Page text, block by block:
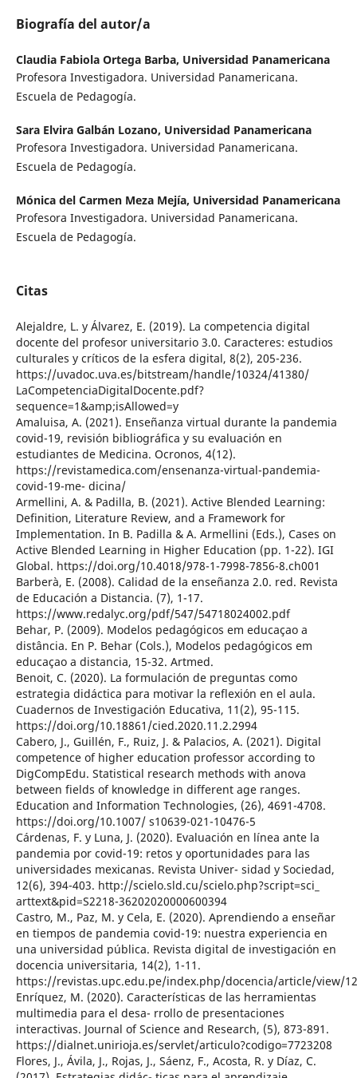
Biografía del autor/a
Claudia Fabiola Ortega Barba, Universidad Panamericana
Profesora Investigadora. Universidad Panamericana.
Escuela de Pedagogía.
Sara Elvira Galbán Lozano, Universidad Panamericana
Profesora Investigadora. Universidad Panamericana.
Escuela de Pedagogía.
Mónica del Carmen Meza Mejía, Universidad Panamericana
Profesora Investigadora. Universidad Panamericana.
Escuela de Pedagogía.
Citas
Alejaldre, L. y Álvarez, E. (2019). La competencia digital
docente del profesor universitario 3.0. Caracteres: estudios
culturales y críticos de la esfera digital, 8(2), 205-236.
https://uvadoc.uva.es/bitstream/handle/10324/41380/
LaCompetenciaDigitalDocente.pdf?
sequence=1&amp;isAllowed=y
Amaluisa, A. (2021). Enseñanza virtual durante la pandemia
covid-19, revisión bibliográfica y su evaluación en
estudiantes de Medicina. Ocronos, 4(12).
https://revistamedica.com/ensenanza-virtual-pandemia-
covid-19-me- dicina/
Armellini, A. & Padilla, B. (2021). Active Blended Learning:
Definition, Literature Review, and a Framework for
Implementation. In B. Padilla & A. Armellini (Eds.), Cases on
Active Blended Learning in Higher Education (pp. 1-22). IGI
Global. https://doi.org/10.4018/978-1-7998-7856-8.ch001
Barberà, E. (2008). Calidad de la enseñanza 2.0. red. Revista
de Educación a Distancia. (7), 1-17.
https://www.redalyc.org/pdf/547/54718024002.pdf
Behar, P. (2009). Modelos pedagógicos em educaçao a
distância. En P. Behar (Cols.), Modelos pedagógicos em
educaçao a distancia, 15-32. Artmed.
Benoit, C. (2020). La formulación de preguntas como
estrategia didáctica para motivar la reflexión en el aula.
Cuadernos de Investigación Educativa, 11(2), 95-115.
https://doi.org/10.18861/cied.2020.11.2.2994
Cabero, J., Guillén, F., Ruiz, J. & Palacios, A. (2021). Digital
competence of higher education professor according to
DigCompEdu. Statistical research methods with anova
between fields of knowledge in different age ranges.
Education and Information Technologies, (26), 4691-4708.
https://doi.org/10.1007/ s10639-021-10476-5
Cárdenas, F. y Luna, J. (2020). Evaluación en línea ante la
pandemia por covid-19: retos y oportunidades para las
universidades mexicanas. Revista Univer- sidad y Sociedad,
12(6), 394-403. http://scielo.sld.cu/scielo.php?script=sci_
arttext&pid=S2218-36202020000600394
Castro, M., Paz, M. y Cela, E. (2020). Aprendiendo a enseñar
en tiempos de pandemia covid-19: nuestra experiencia en
una universidad pública. Revista digital de investigación en
docencia universitaria, 14(2), 1-11.
https://revistas.upc.edu.pe/index.php/docencia/article/view/
Enríquez, M. (2020). Características de las herramientas
multimedia para el desa- rrollo de presentaciones
interactivas. Journal of Science and Research, (5), 873-891.
https://dialnet.unirioja.es/servlet/articulo?codigo=7723208
Flores, J., Ávila, J., Rojas, J., Sáenz, F., Acosta, R. y Díaz, C.